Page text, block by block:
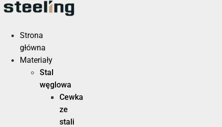
Przejdź
Strona
główna
Materiały
Stal
węglowa
Cewka
ze
stali